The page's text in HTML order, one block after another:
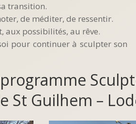
transition.
de méditer, de ressentir.
aux possibilités, au rêve.
pour continuer à sculpter son
St Guilhem –